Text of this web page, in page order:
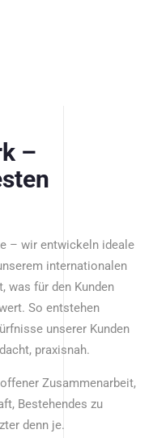
–
– wir entwickeln ideale
internationalen
was für den Kunden
So entstehen
unserer Kunden
praxisnah.
Zusammenarbeit,
Bestehendes zu
denn je.